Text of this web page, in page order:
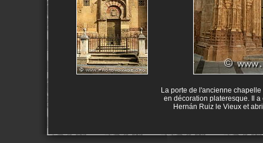
La porte de l'ancienne
en décoration plateresque. Il
Hernán Ruiz le Vieux et